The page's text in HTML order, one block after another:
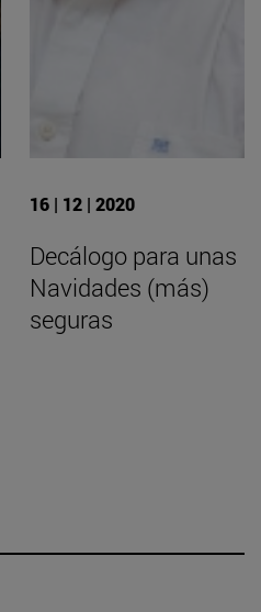
16 | 12 | 2020
Decálogo para unas
Navidades (más)
seguras